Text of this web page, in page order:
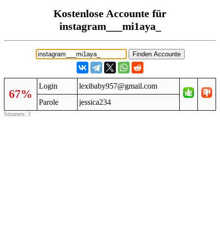
Kostenlose Accounte für
instagram___mi1aya_
67%
Login
lexibaby957@gmail.com
Parole
jessica234
Stimmen: 3